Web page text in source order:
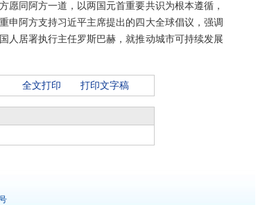
同阿方一道，以两国元首重要共识为根本遵循，
申阿方支持习近平主席提出的四大全球倡议，强调
人居署执行主任罗斯巴赫，就推动城市可持续发展
全文打印 打印文字稿